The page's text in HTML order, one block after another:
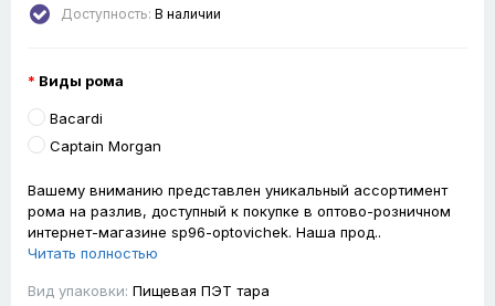
Доступность: В наличии
Виды рома
Bacardi
Captain Morgan
Вашему вниманию представлен уникальный ассортимент
рома на разлив, доступный к покупке в оптово-розничном
интернет-магазине sp96-optovichek. Наша прод..
Читать полностью
Вид упаковки: Пищевая ПЭТ тара